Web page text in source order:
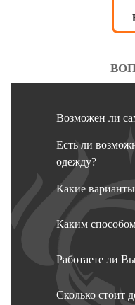
Возможен ли
Есть ли
одежду?
Какие
Каким
Работаете ли
Сколько стоит